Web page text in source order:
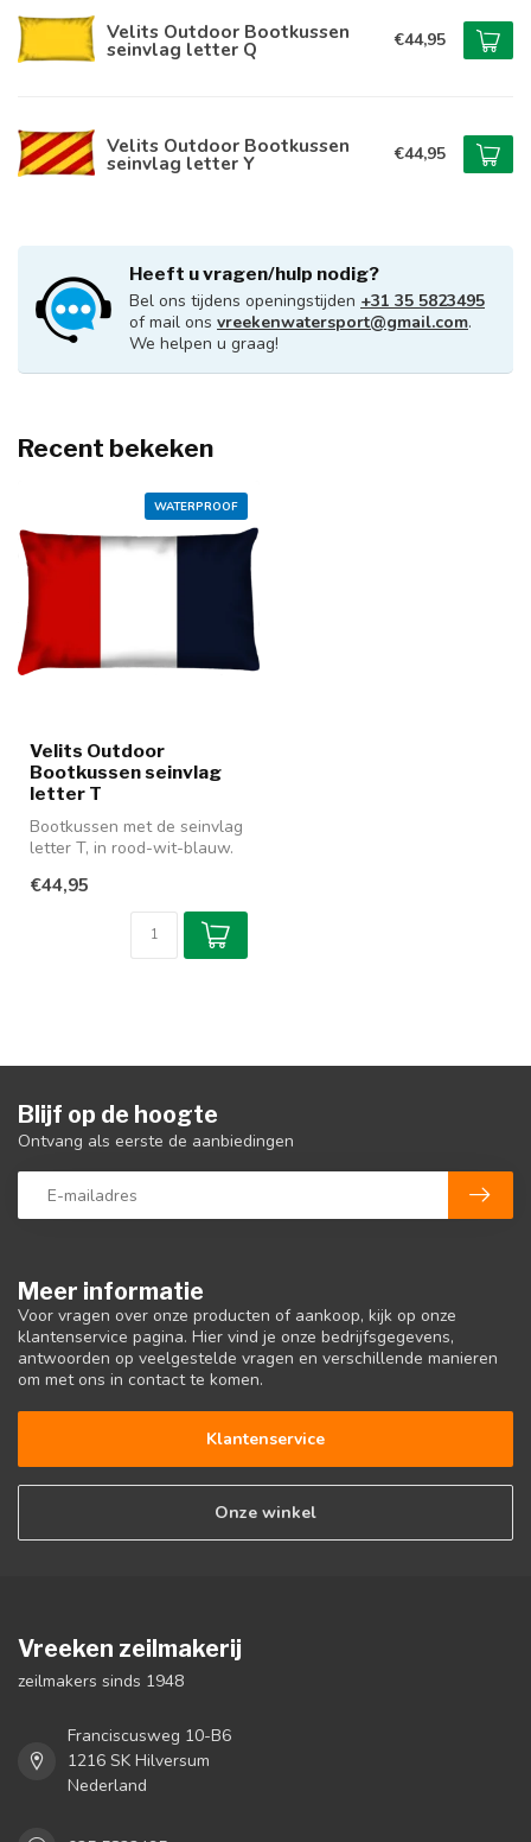
Velits Outdoor Bootkussen
seinvlag letter Q €44,95
Velits Outdoor Bootkussen
seinvlag letter Y €44,95
Heeft u vragen/hulp nodig?
Bel ons tijdens openingstijden +31 35 5823495
of mail ons vreekenwatersport@gmail.com.
We helpen u graag!
Recent bekeken
WATERPROOF
Velits Outdoor
Bootkussen seinvlag
letter T
Bootkussen met de seinvlag
letter T, in rood-wit-blauw.
€44,95
Meer informatie
Voor vragen over onze producten of aankoop, kijk op onze
klantenservice pagina. Hier vind je onze bedrijfsgegevens,
antwoorden op veelgestelde vragen en verschillende manieren
om met ons in contact te komen.
Klantenservice
Onze winkel
Blijf op de hoogte
Ontvang als eerste de aanbiedingen
Vreeken zeilmakerij
zeilmakers sinds 1948
Franciscusweg 10-B6
1216 SK Hilversum
Nederland